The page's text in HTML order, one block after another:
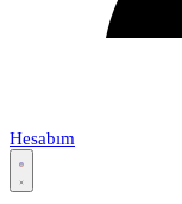
Hesabım